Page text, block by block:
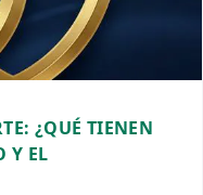
¿QUÉ TIENEN
Y EL